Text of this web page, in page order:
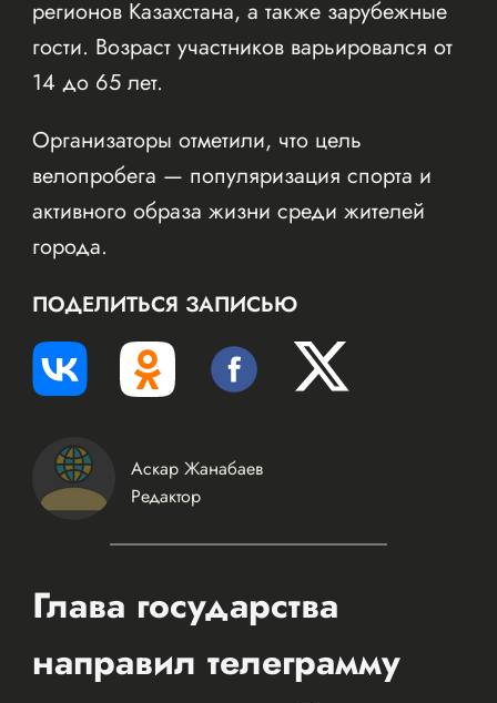
регионов Казахстана, а также зарубежные
гости. Возраст участников варьировался от
14 до 65 лет.
Организаторы отметили, что цель
велопробега — популяризация спорта и
активного образа жизни среди жителей
города.
ПОДЕЛИТЬСЯ ЗАПИСЬЮ
Аскар Жанабаев
Редактор
Глава государства
направил телеграмму